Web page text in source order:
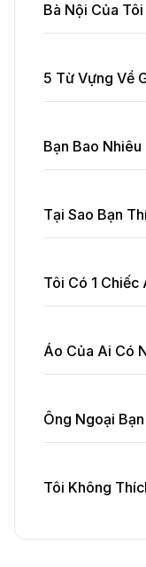
Bà Nội Của Tôi
5 Từ Vựng Về
Bạn Bao Nhiêu
Tại Sao Bạn
Tôi Có 1 Chiếc
Áo Của Ai Có
Ông Ngoại
Tôi Không